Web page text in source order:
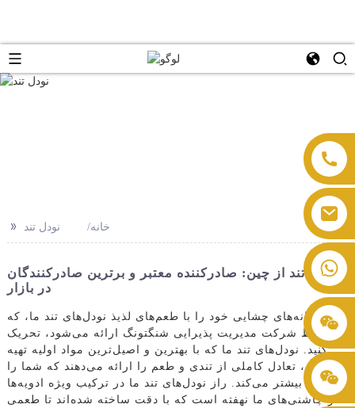
‎+۸۶ ۸۶۱۹۹۴۶۵۱۲۹۹۹‎
>> خانه نودل تند
نودل تند از چین: صادرکننده معتبر و برترین صادرکنندگان
در بازار
جوانه‌های چشایی خود را با طعم‌های لذیذ نودل‌های تند ما، که
توسط شرکت مدیریت پذیرایی شنگتونگ ارائه می‌شود، تحریک
کنید. نودل‌های تند ما که با بهترین و اصیل‌ترین مواد اولیه تهیه
شده‌اند، تعادل کاملی از تندی و طعم را ارائه می‌دهند که شما را
مشتاق بیشتر می‌کند. راز نودل‌های تند ما در ترکیب ویژه ادویه‌ها
و چاشنی‌های ما نهفته است که با دقت ساخته شده‌اند تا طعمی